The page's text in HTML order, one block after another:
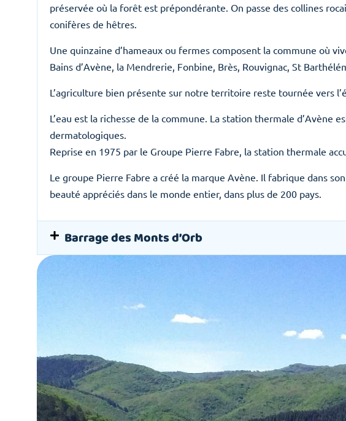
préservée où la forêt est prépondérante. On passe des collines
conifères de hêtres.
Une quinzaine d’hameaux ou fermes composent la commune où
Bains d’Avène, la Mendrerie, Fonbine, Brès, Rouvignac, St
L’agriculture bien présente sur notre territoire reste tournée vers
L’eau est la richesse de la commune. La station thermale d’Avène
dermatologiques.
Reprise en 1975 par le Groupe Pierre Fabre, la station thermale
Le groupe Pierre Fabre a créé la marque Avène. Il fabrique dans
beauté appréciés dans le monde entier, dans plus de 200 pays.
Barrage des Monts d’Orb